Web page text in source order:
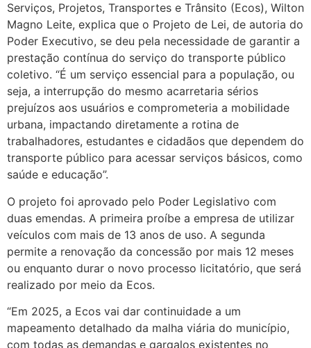
Serviços, Projetos, Transportes e Trânsito (Ecos), Wilton
Magno Leite, explica que o Projeto de Lei, de autoria do
Poder Executivo, se deu pela necessidade de garantir a
prestação contínua do serviço do transporte público
coletivo. “É um serviço essencial para a população, ou
seja, a interrupção do mesmo acarretaria sérios
prejuízos aos usuários e comprometeria a mobilidade
urbana, impactando diretamente a rotina de
trabalhadores, estudantes e cidadãos que dependem do
transporte público para acessar serviços básicos, como
saúde e educação”.
O projeto foi aprovado pelo Poder Legislativo com
duas emendas. A primeira proíbe a empresa de utilizar
veículos com mais de 13 anos de uso. A segunda
permite a renovação da concessão por mais 12 meses
ou enquanto durar o novo processo licitatório, que será
realizado por meio da Ecos.
“Em 2025, a Ecos vai dar continuidade a um
mapeamento detalhado da malha viária do município,
com todas as demandas e gargalos existentes no